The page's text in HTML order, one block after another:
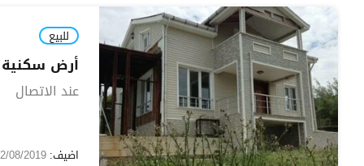
للبيع
أرض سكنية للبيع 1265م2 بالقرب من
عند الاتصال
اضيف: